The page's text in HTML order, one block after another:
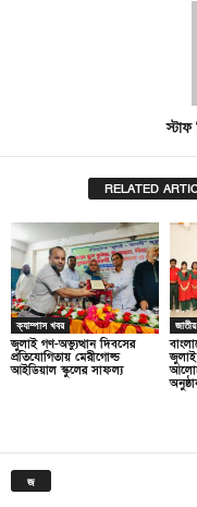
RELATED
ক্যাম্পাস খবর
জুলাই গণ-অভ্যুত্থান দিবসের
প্রতিযোগিতায় মেরীগোল্ড
আইডিয়াল স্কুলের সাফল্য
জাতীয়
জুলাই
জ